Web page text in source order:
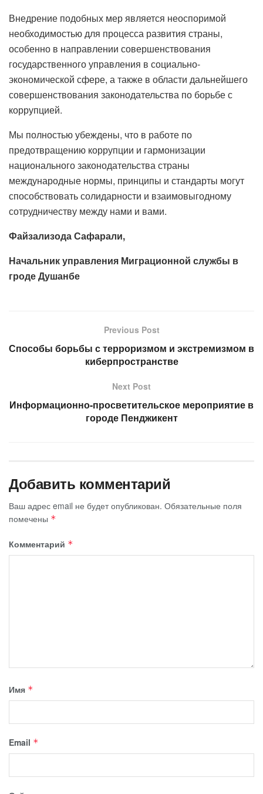
Внедрение подобных мер является неоспоримой
необходимостью для процесса развития страны,
особенно в направлении совершенствования
государственного управления в социально-
экономической сфере, а также в области дальнейшего
совершенствования законодательства по борьбе с
коррупцией.
Мы полностью убеждены, что в работе по
предотвращению коррупции и гармонизации
национального законодательства страны
международные нормы, принципы и стандарты могут
способствовать солидарности и взаимовыгодному
сотрудничеству между нами и вами.
Файзализода Сафарали,
Начальник управления Миграционной службы в
гроде Душанбе
Previous Post
Способы борьбы с терроризмом и экстремизмом в
киберпространстве
Next Post
Информационно-просветительское мероприятие в
городе Пенджикент
Добавить комментарий
Ваш адрес email не будет опубликован. Обязательные поля
помечены *
Комментарий *
Имя *
Email *